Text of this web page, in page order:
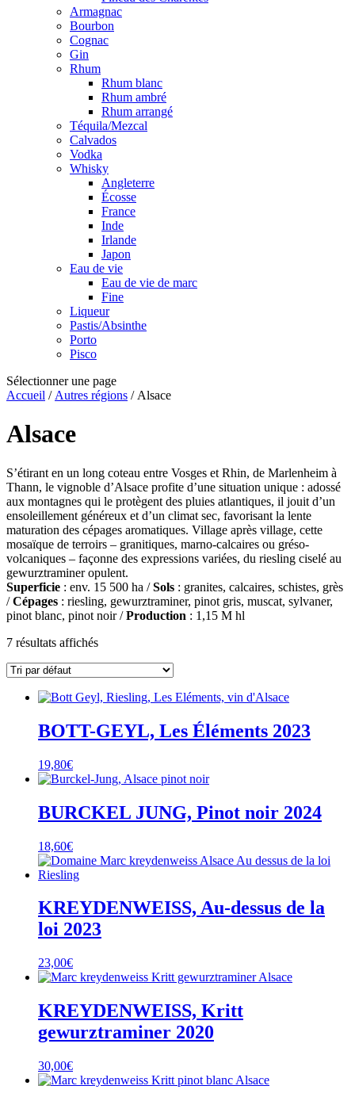
Armagnac
Bourbon
Cognac
Gin
Rhum
Rhum blanc
Rhum ambré
Rhum arrangé
Téquila/Mezcal
Calvados
Vodka
Whisky
Angleterre
Écosse
France
Inde
Irlande
Japon
Eau de vie
Eau de vie de marc
Fine
Liqueur
Pastis/Absinthe
Porto
Pisco
Sélectionner une page
Accueil / Autres régions / Alsace
Alsace
S’étirant en un long coteau entre Vosges et Rhin, de Marlenheim à
Thann, le vignoble d’Alsace profite d’une situation unique : adossé
aux montagnes qui le protègent des pluies atlantiques, il jouit d’un
ensoleillement généreux et d’un climat sec, favorisant la lente
maturation des cépages aromatiques. Village après village, cette
mosaïque de terroirs – granitiques, marno-calcaires ou gréso-
volcaniques – façonne des expressions variées, du riesling ciselé au
gewurztraminer opulent.
Superficie : env. 15 500 ha /Sols : granites, calcaires, schistes, grès
/Cépages : riesling, gewurztraminer, pinot gris, muscat, sylvaner,
pinot blanc, pinot noir /Production : 1,15 M hl
7 résultats affichés
BOTT-GEYL, Les Éléments 2023
19,80€
BURCKEL JUNG, Pinot noir 2024
18,60€
KREYDENWEISS, Au-dessus de la
loi 2023
23,00€
KREYDENWEISS, Kritt
gewurztraminer 2020
30,00€